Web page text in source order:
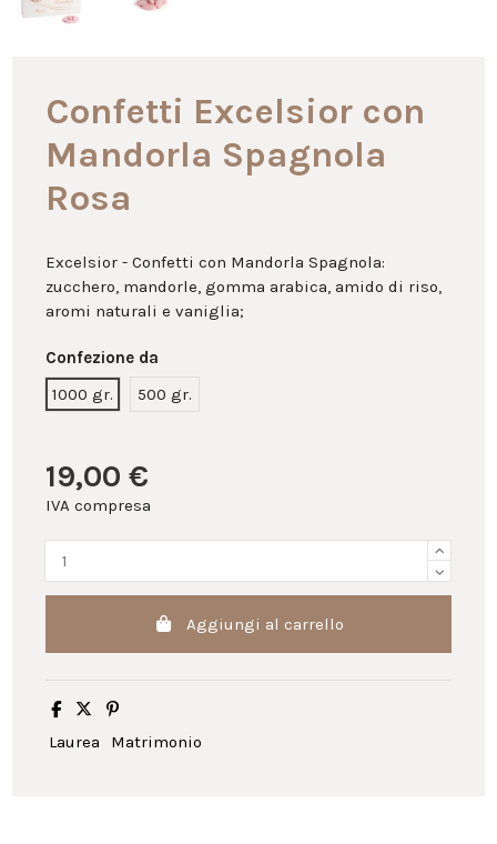
Confetti Excelsior con
Mandorla Spagnola
Rosa
Excelsior - Confetti con Mandorla Spagnola:
zucchero, mandorle, gomma arabica, amido di riso,
aromi naturali e vaniglia;
Confezione da
1000 gr.
500 gr.
19,00 €
IVA compresa
Aggiungi al carrello
Laurea Matrimonio